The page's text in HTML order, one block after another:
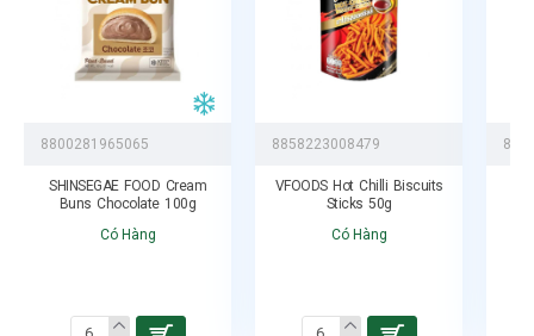
8800281965065
SHINSEGAE FOOD Cream
Buns Chocolate 100g
Có Hàng
8858223008479
VFOODS Hot Chilli Biscuits
Sticks 50g
Có Hàng